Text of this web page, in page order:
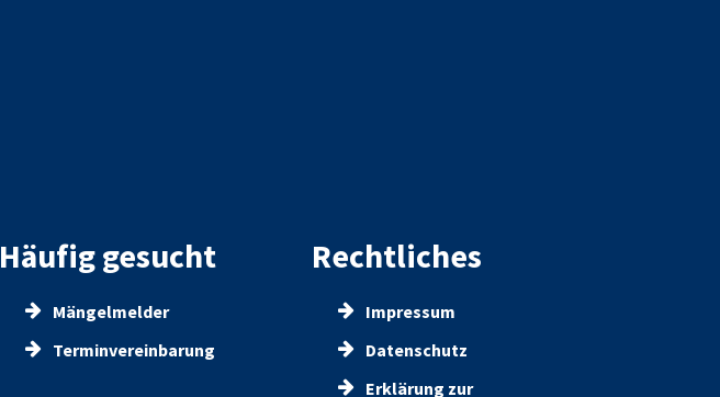
Häufig gesucht
Mängelmelder
Terminvereinbarung
Rechtliches
Impressum
Datenschutz
Erklärung zur